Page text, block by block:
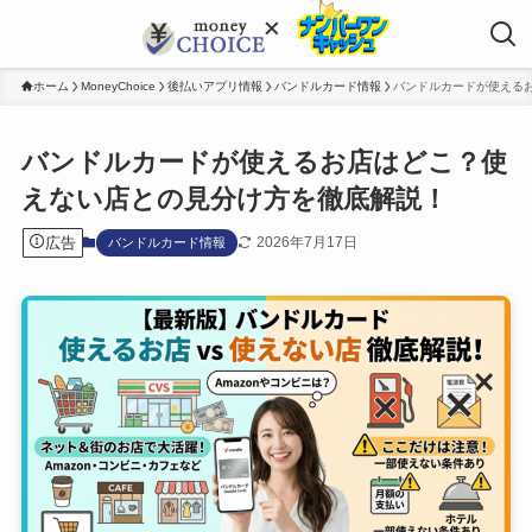
ホーム MoneyChoice 後払いアプリ情報 バンドルカード情報 バンドルカードが使える
バンドルカードが使えるお店はどこ？使
えない店との見分け方を徹底解説！
広告 バンドルカード情報 2026年7月17日